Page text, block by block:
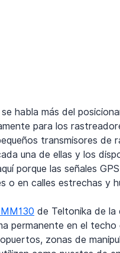
se habla más del
para los
transmisores
una de ellas y los
porque las señales
en calles estrechas y
de Teltonika de la
permanente en el
zonas de